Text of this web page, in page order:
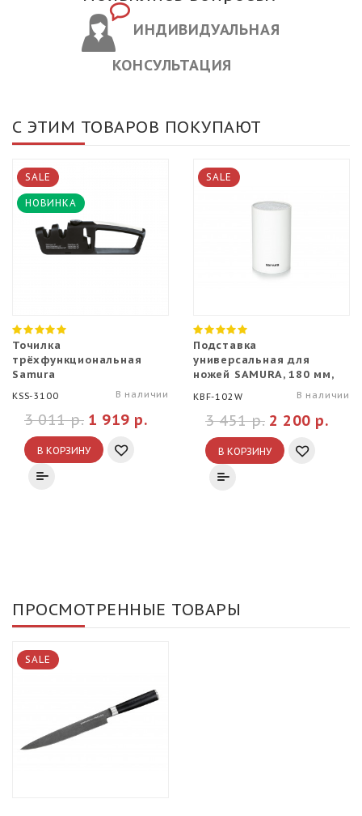
ИНДИВИДУАЛЬНАЯ
КОНСУЛЬТАЦИЯ
С ЭТИМ ТОВАРОВ ПОКУПАЮТ
SALE
НОВИНКА
Точилка
трёхфункциональная
Samura
KSS-3100 В наличии
1 919 р.
3 011 р.
В КОРЗИНУ
SALE
Подставка
универсальная для
ножей SAMURA, 180 мм,
KBF-102W В наличии
2 200 р.
3 451 р.
В КОРЗИНУ
ПРОСМОТРЕННЫЕ ТОВАРЫ
SALE